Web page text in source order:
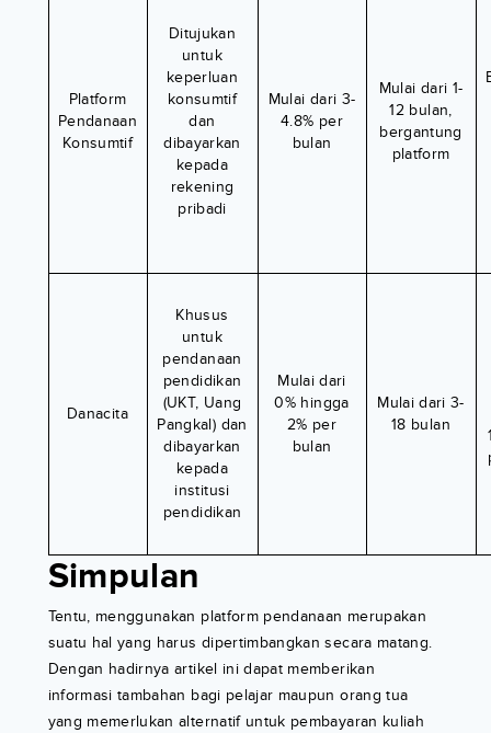
Platform
Pendanaan
Konsumtif
Ditujukan
untuk
keperluan
konsumtif
dan
dibayarkan
kepada
rekening
pribadi
Mulai dari 3-
4.8% per
bulan
Mulai dari 1-
12 bulan,
bergantung
platform
Danacita
Khusus
untuk
pendanaan
pendidikan
(UKT, Uang
Pangkal) dan
dibayarkan
kepada
institusi
pendidikan
Mulai dari
0% hingga
2% per
bulan
Mulai dari 3-
18 bulan
Simpulan
Tentu, menggunakan platform pendanaan merupakan
suatu hal yang harus dipertimbangkan secara matang.
Dengan hadirnya artikel ini dapat memberikan
informasi tambahan bagi pelajar maupun orang tua
yang memerlukan alternatif untuk pembayaran kuliah